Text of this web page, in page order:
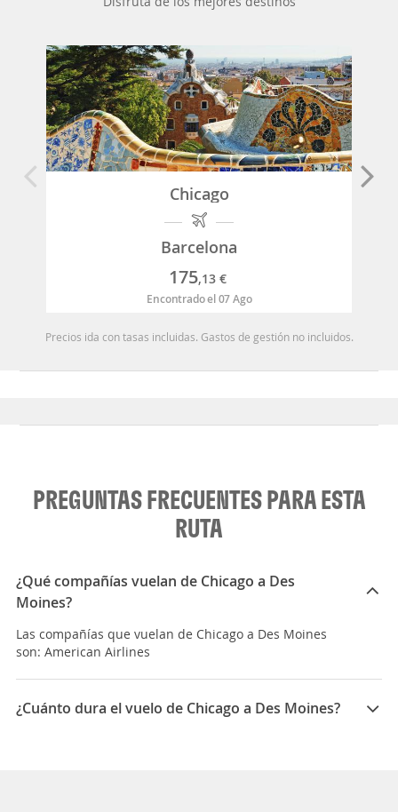
Chicago
Barcelona
175,13 €
Encontrado el 07 Ago
Precios ida con tasas incluidas. Gastos de gestión no incluidos.
PREGUNTAS FRECUENTES PARA ESTA
RUTA
¿Qué compañías vuelan de Chicago a Des
Moines?
Las compañías que vuelan de Chicago a Des Moines
son: American Airlines
¿Cuánto dura el vuelo de Chicago a Des Moines?